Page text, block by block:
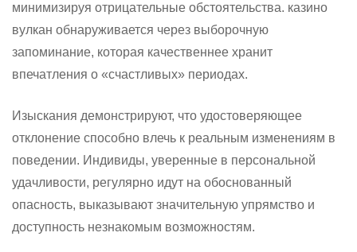
минимизируя отрицательные обстоятельства. казино
вулкан обнаруживается через выборочную
запоминание, которая качественнее хранит
впечатления о «счастливых» периодах.
Изыскания демонстрируют, что удостоверяющее
отклонение способно влечь к реальным изменениям в
поведении. Индивиды, уверенные в персональной
удачливости, регулярно идут на обоснованный
опасность, выказывают значительную упрямство и
доступность незнакомым возможностям.